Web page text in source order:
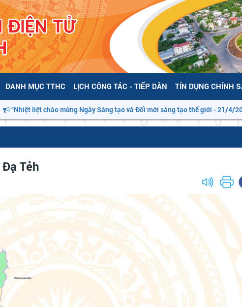
DANH MỤC TTHC LỊCH CÔNG TÁC - TIẾP DÂN TÍN DỤNG CHÍNH
“Nhiệt liệt chào mừng Ngày Sáng tạo và Đổi mới sáng tạo thế giới - 21/4/2026”
Tẻh